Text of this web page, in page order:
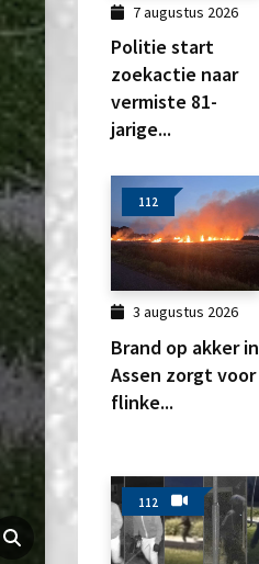
7 augustus 2026
Politie start
zoekactie naar
vermiste 81-
jarige...
112
3 augustus 2026
Brand op akker in
Assen zorgt voor
flinke...
112